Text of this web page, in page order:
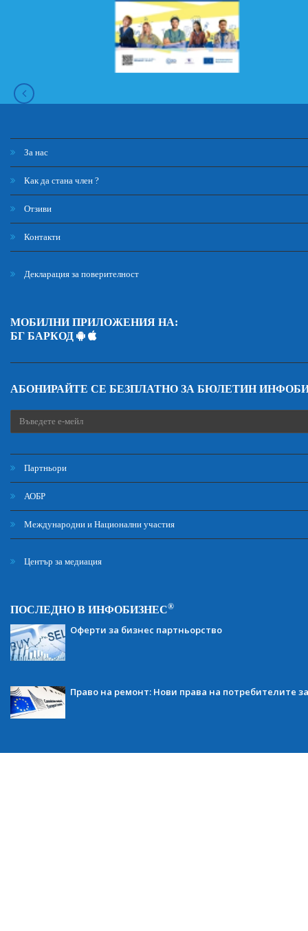
За нас
Как да стана член ?
Отзиви
Контакти
Декларация за поверителност
МОБИЛНИ ПРИЛОЖЕНИЯ НА:
БГ БАРКОД
АБОНИРАЙТЕ СЕ БЕЗПЛАТНО ЗА БЮЛЕТИН
Партньори
АОБР
Международни и Национални участия
Център за медиация
ПОСЛЕДНО В ИНФОБИЗНЕС®
Оферти за бизнес партньорство
Право на ремонт: Нови права на потребителите